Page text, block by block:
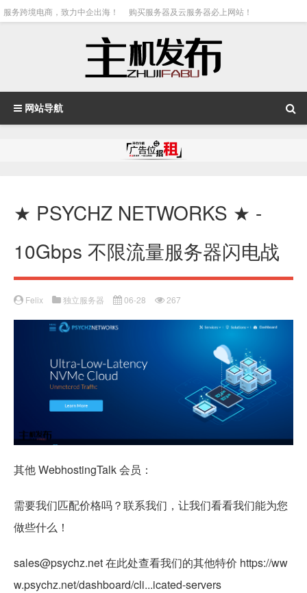
服务跨境电商，致力中企出海！ 购买服务器及云服务器必上网站！
网站导航
★ PSYCHZ NETWORKS ★ -
10Gbps 不限流量服务器闪电战
Felix 独立服务器 06-28 267
其他 WebhostingTalk 会员：
需要我们匹配价格吗？联系我们，让我们看看我们能为您
做些什么！
sales@psychz.net 在此处查看我们的其他特价 https://ww
w.psychz.net/dashboard/cli...icated-servers